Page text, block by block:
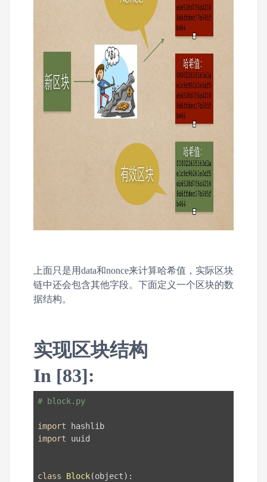
上面只是用data和nonce来计算哈希值，实际区块
链中还会包含其他字段。下面定义一个区块的数
据结构。
实现区块结构
In [83]:
# block.py
import
import uuid
class Block(object) :